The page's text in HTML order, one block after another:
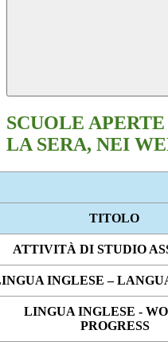
SCUOLE
LA SERA, NEI
TITOLO
ATTIVITÀ DI STUDIO
INGLESE –
LINGUA INGLESE -
PROGRESS